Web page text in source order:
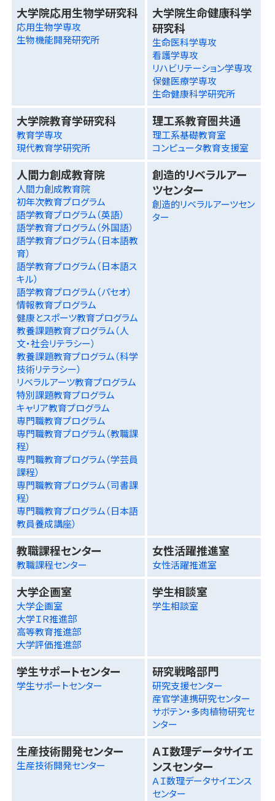
大学院応用生物学研究科
応用生物学専攻
生物機能開発研究所
大学院生命健康科学
研究科
生命医科学専攻
看護学専攻
リハビリテーション学専攻
保健医療学専攻
生命健康科学研究所
大学院教育学研究科
教育学専攻
現代教育学研究所
理工系教育圏共通
理工系基礎教育室
コンピュータ教育支援室
人間力創成教育院
人間力創成教育院
初年次教育プログラム
語学教育プログラム（英語）
語学教育プログラム（外国語）
語学教育プログラム（日本語教
育）
語学教育プログラム（日本語ス
キル）
語学教育プログラム（パセオ）
情報教育プログラム
健康とスポーツ教育プログラム
教養課題教育プログラム（人
文・社会リテラシー）
教養課題教育プログラム（科学
技術リテラシー）
リベラルアーツ教育プログラム
特別課題教育プログラム
キャリア教育プログラム
専門職教育プログラム
専門職教育プログラム（教職課
程）
専門職教育プログラム（学芸員
課程）
専門職教育プログラム（司書課
程）
専門職教育プログラム（日本語
教員養成講座）
創造的リベラルアー
ツセンター
創造的リベラルアーツセン
ター
教職課程センター
教職課程センター
女性活躍推進室
女性活躍推進室
大学企画室
大学企画室
大学ＩＲ推進部
高等教育推進部
大学評価推進部
学生相談室
学生相談室
学生サポートセンター
学生サポートセンター
研究戦略部門
研究支援センター
産官学連携研究センター
サボテン・多肉植物研究セ
ンター
生産技術開発センター
生産技術開発センター
ＡＩ数理データサイエ
ンスセンター
ＡＩ数理データサイエンス
センター